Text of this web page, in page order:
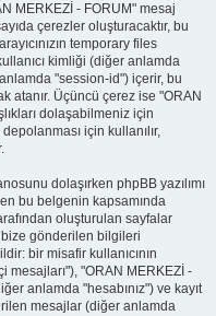
MERKEZİ - FORUM" mesaj
çerezler oluşturacaktır, bu
temporary files
kimliği (diğer anlamda
"session-id") içerir, bu
atanır. Üçüncü çerez ise "ORAN
dolaşabilmeniz için
için kullanılır,
dolaşırken phpBB yazılımı
bu belgenin kapsamında
oluşturulan sayfalar
bize gönderilen bilgileri
bir misafir kullanıcının
"ORAN MERKEZİ -
anlamda "hesabınız") ve kayıt
mesajlar (diğer anlamda